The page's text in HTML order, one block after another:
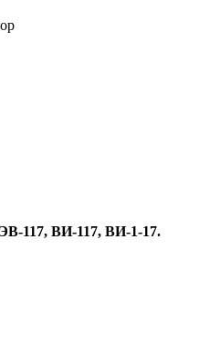
ЭВ-117, ВИ-117, ВИ-1-17.